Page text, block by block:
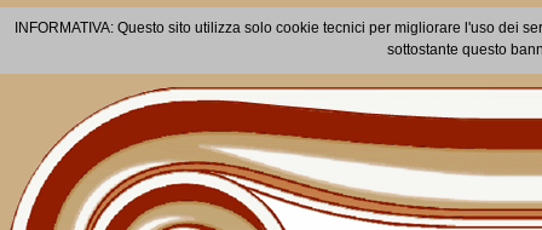
INFORMATIVA: Questo sito utilizza solo cookie tecnici per migliorare l'uso dei
sottostante questo